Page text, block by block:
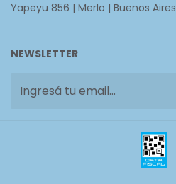
Yapeyu 856 | Merlo | Buenos Aires
NEWSLETTER